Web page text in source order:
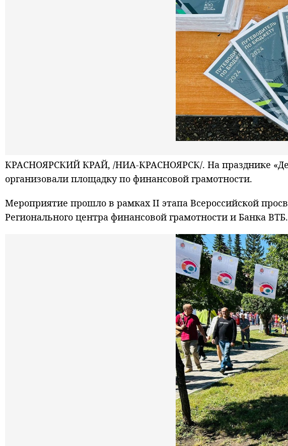
КРАСНОЯРСКИЙ КРАЙ, /НИА-КРАСНОЯРСК/. На празднике
организовали площадку по финансовой грамотности.
Мероприятие прошло в рамках II этапа Всероссийской
Регионального центра финансовой грамотности и Банка ВТБ.